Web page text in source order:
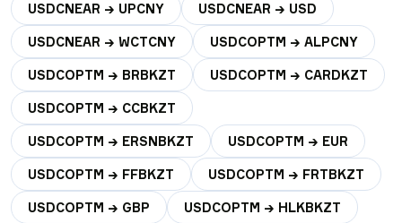
USDCNEAR → UPCNY USDCNEAR → USD
USDCNEAR → WCTCNY USDCOPTM → ALPCNY
USDCOPTM → BRBKZT USDCOPTM → CARDKZT
USDCOPTM → CCBKZT
USDCOPTM → ERSNBKZT USDCOPTM → EUR
USDCOPTM → FFBKZT USDCOPTM → FRTBKZT
USDCOPTM → GBP USDCOPTM → HLKBKZT